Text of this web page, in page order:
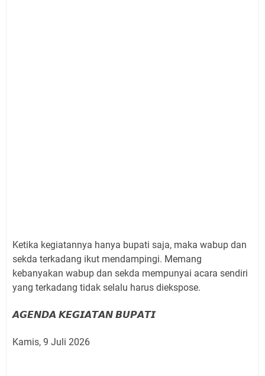
Ketika kegiatannya hanya bupati saja, maka wabup dan
sekda terkadang ikut mendampingi. Memang
kebanyakan wabup dan sekda mempunyai acara sendiri
yang terkadang tidak selalu harus diekspose.
𝘼𝙂𝙀𝙉𝘿𝘼 𝙆𝙀𝙂𝙄𝘼𝙏𝘼𝙉 𝘽𝙐𝙋𝘼𝙏𝙄
Kamis, 9 Juli 2026